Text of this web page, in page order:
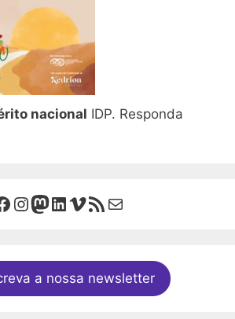
nacional IDP. Responda
Instagram
Mastodon
LinkedIn
Vimeo
Feed RSS
Mail
a nossa newsletter